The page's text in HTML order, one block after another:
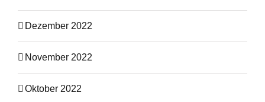
Dezember 2022
November 2022
Oktober 2022